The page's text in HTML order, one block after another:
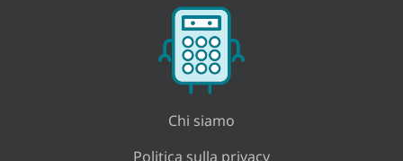
Chi siamo
Politica sulla privacy